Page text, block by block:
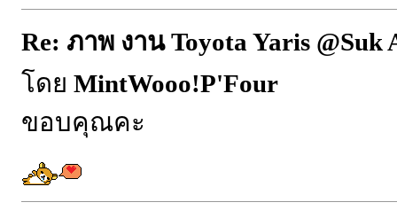
Re: ภาพ งาน Toyota Yaris
โดย MintWooo!P'Four
ขอบคุณคะ